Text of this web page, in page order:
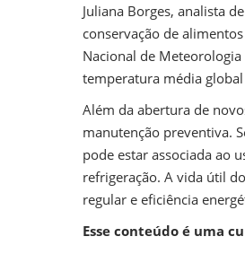
Juliana Borges, analista
conservação de
Nacional de
temperatura média
Além da abertura de
manutenção preventiva.
pode estar associada ao
refrigeração. A vida útil
regular e eficiência
Esse conteúdo é uma